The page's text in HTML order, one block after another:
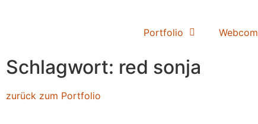
Portfolio
Schlagwort: red sonja
zurück zum Portfolio